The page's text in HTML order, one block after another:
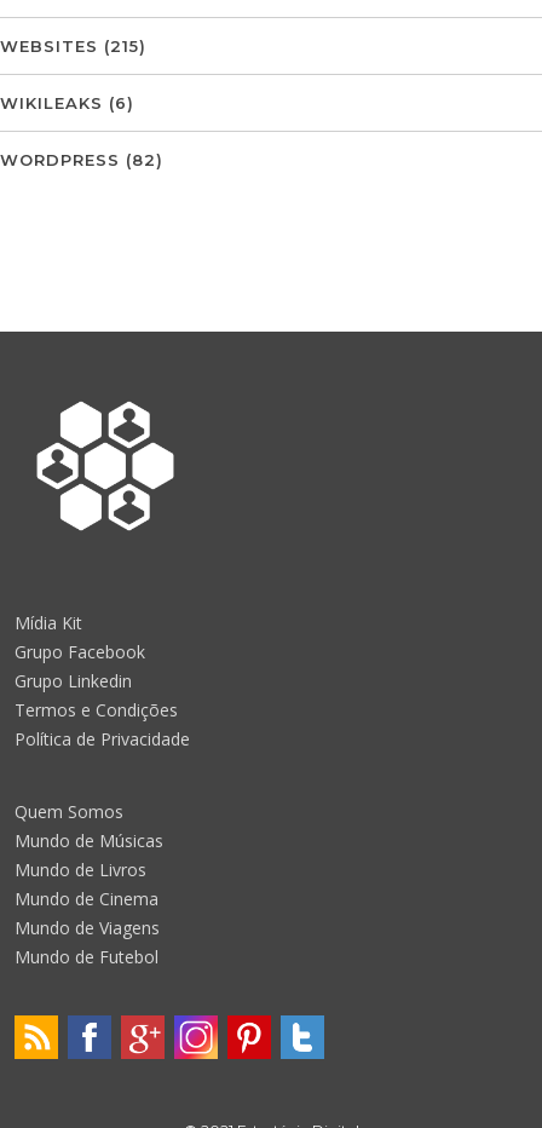
WEBSITES (215)
WIKILEAKS (6)
WORDPRESS (82)
Mídia Kit
Grupo Facebook
Grupo Linkedin
Termos e Condições
Política de Privacidade
Quem Somos
Mundo de Músicas
Mundo de Livros
Mundo de Cinema
Mundo de Viagens
Mundo de Futebol